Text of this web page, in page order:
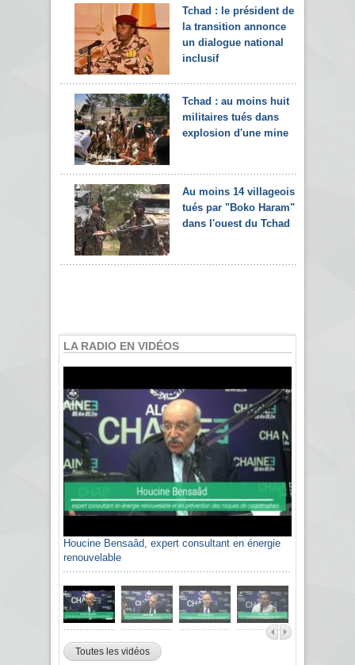
Tchad : le président de
la transition annonce
un dialogue national
inclusif
Tchad : au moins huit
militaires tués dans
explosion d'une mine
Au moins 14 villageois
tués par "Boko Haram"
dans l'ouest du Tchad
LA RADIO EN VIDÉOS
Houcine Bensaâd, expert consultant en énergie
renouvelable
Toutes les vidéos